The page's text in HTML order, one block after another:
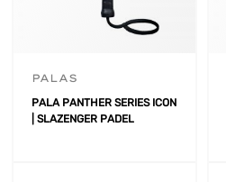
PALAS
PALA PANTHER SERIES ICON
| SLAZENGER PADEL